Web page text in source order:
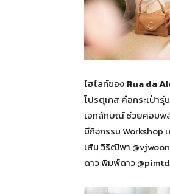
ไฮไลท์ของRua da
โปรตุเกส คือกระเป๋า
เอกลักษณ์ ช่วยคอมพ
มีกิจกรรม Workshop
เส้น วิริฒิพา
ดาว พิมพ์ดาว